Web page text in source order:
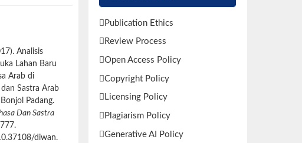
Analisis
Lahan Baru
Arab di
Sastra Arab
Padang.
Dan Sastra
diwan.
Publication Ethics
Review Process
Open Access Policy
Copyright Policy
Licensing Policy
Plagiarism Policy
Generative AI Policy